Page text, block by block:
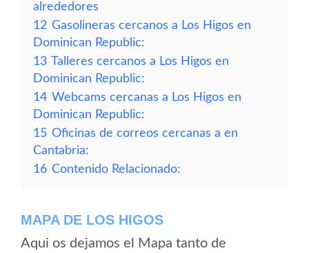
alrededores
12 Gasolineras cercanos a Los Higos en
Dominican Republic:
13 Talleres cercanos a Los Higos en
Dominican Republic:
14 Webcams cercanas a Los Higos en
Dominican Republic:
15 Oficinas de correos cercanas a en
Cantabria:
16 Contenido Relacionado:
MAPA DE LOS HIGOS
Aqui os dejamos el Mapa tanto de